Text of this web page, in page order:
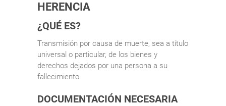
HERENCIA
¿QUÉ ES?
Transmisión por causa de muerte, sea a título
universal o particular, de los bienes y
derechos dejados por una persona a su
fallecimiento.
DOCUMENTACIÓN NECESARIA